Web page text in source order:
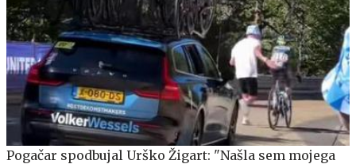
Pogačar spodbujal Urško Žigart: "Našla sem mojega